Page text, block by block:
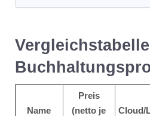
Name
Preis
(netto je
Cloud/